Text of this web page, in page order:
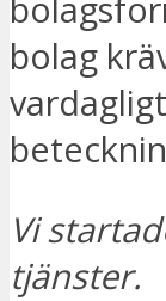
bolag
Vi
tjänster.